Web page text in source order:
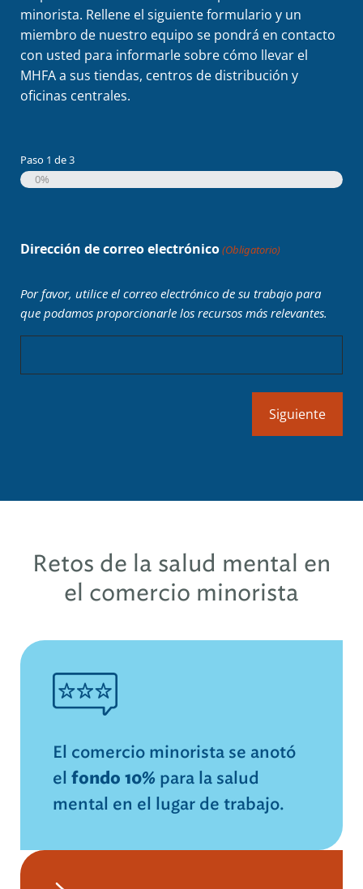
minorista. Rellene el siguiente formulario y un
miembro de nuestro equipo se pondrá en contacto
con usted para informarle sobre cómo llevar el
MHFA a sus tiendas, centros de distribución y
oficinas centrales.
Paso 1 de3
0%
Dirección de correo electrónico(Obligatorio)
Por favor, utilice el correo electrónico de su trabajo para
que podamos proporcionarle los recursos más relevantes.
Retos de la salud mental en
el comercio minorista
El comercio minorista se anotó
el fondo 10% para la salud
mental en el lugar de trabajo.